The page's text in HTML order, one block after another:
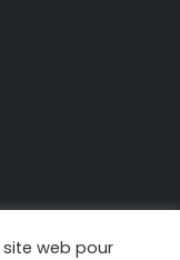
web pour